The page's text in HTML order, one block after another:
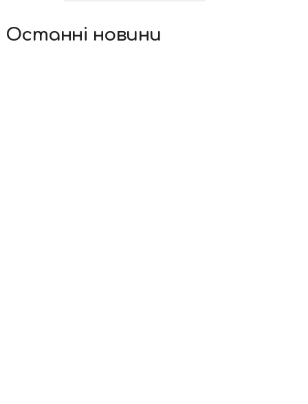
Останні новини